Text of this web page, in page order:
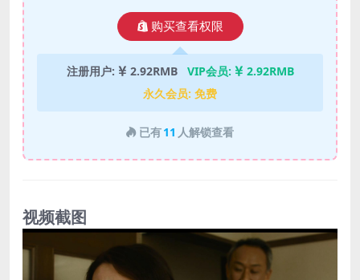
购买查看权限
注册用户: 2.92RMB VIP会员:
2.92RMB
永久会员: 免费
已有11 人解锁查看
视频截图